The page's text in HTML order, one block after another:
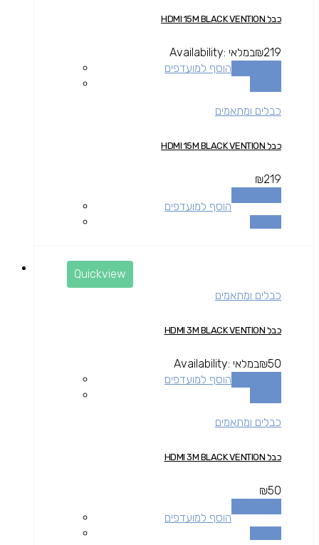
כבל HDMI 15M BLACK VENTION
₪219
Availability: במלאי
הוסף למועדפים
כבלים ומתאמים
כבל HDMI 15M BLACK VENTION
₪219
הוסף למועדפים
Quickview
כבלים ומתאמים
כבל HDMI 3M BLACK VENTION
₪50
Availability: במלאי
הוסף למועדפים
כבלים ומתאמים
כבל HDMI 3M BLACK VENTION
₪50
הוסף למועדפים